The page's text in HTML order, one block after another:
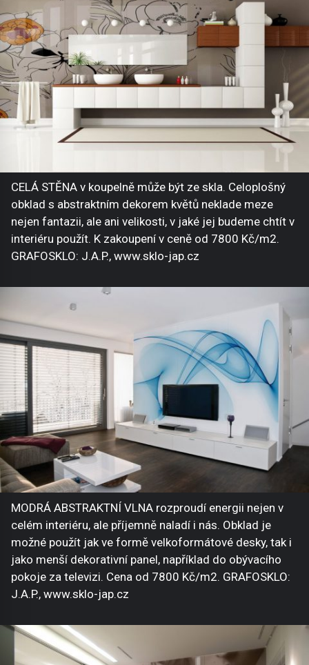
CELÁ STĚNA v koupelně může být ze skla. Celoplošný
obklad s abstraktním dekorem květů neklade meze
nejen fantazii, ale ani velikosti, v jaké jej budeme chtít v
interiéru použít. K zakoupení v ceně od 7800 Kč/m2.
GRAFOSKLO: J.A.P., www.sklo-jap.cz
MODRÁ ABSTRAKTNÍ VLNA rozproudí energii nejen v
celém interiéru, ale příjemně naladí i nás. Obklad je
možné použít jak ve formě velkoformátové desky, tak i
jako menší dekorativní panel, například do obývacího
pokoje za televizi. Cena od 7800 Kč/m2. GRAFOSKLO:
J.A.P., www.sklo-jap.cz